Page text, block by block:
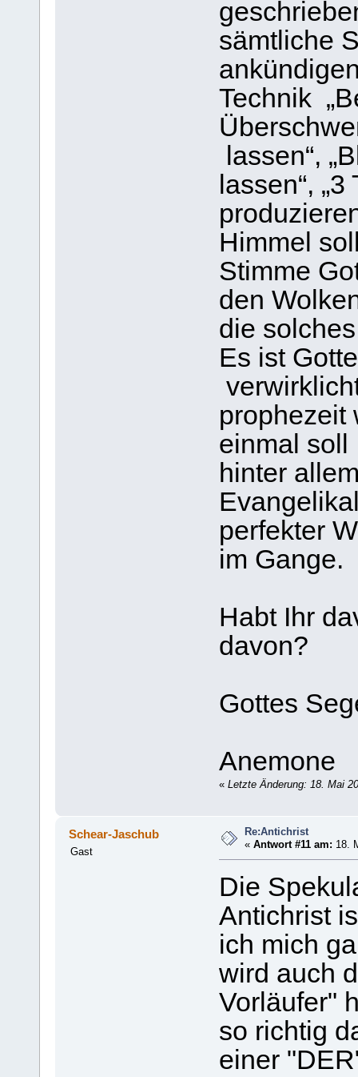
sämtliche
Technik
lassen“,
lassen“,
Himmel
Stimme
den
die
Es ist
prophezeit
einmal
hinter
perfekter
im Gange.
Habt Ihr
davon?
Gottes
Anemone
« Letzte Änderung: 18. Mai
Schear-Jaschub
Gast
Re:Antichrist
«Antwort #11 am: 18.
Die
Antichrist
ich mich
wird auch
Vorläufer"
so richtig
einer